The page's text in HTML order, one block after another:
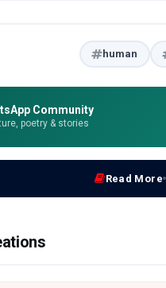
human
Community
poetry & stories
Read More